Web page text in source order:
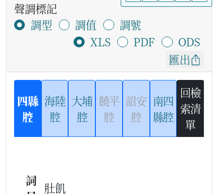
聲調標記
調型
調值
調號
XLS
PDF
ODS
匯出
四縣
腔
海陸
腔
大埔
腔
饒平
腔
詔安
腔
南四
縣腔
回檢
索清
單
詞 肚飢